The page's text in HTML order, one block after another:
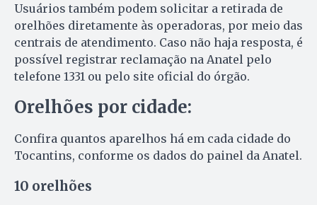
Usuários também podem solicitar a retirada de
orelhões diretamente às operadoras, por meio das
centrais de atendimento. Caso não haja resposta, é
possível registrar reclamação na Anatel pelo
telefone 1331 ou pelo site oficial do órgão.
Orelhões por cidade:
Confira quantos aparelhos há em cada cidade do
Tocantins, conforme os dados do painel da Anatel.
10 orelhões